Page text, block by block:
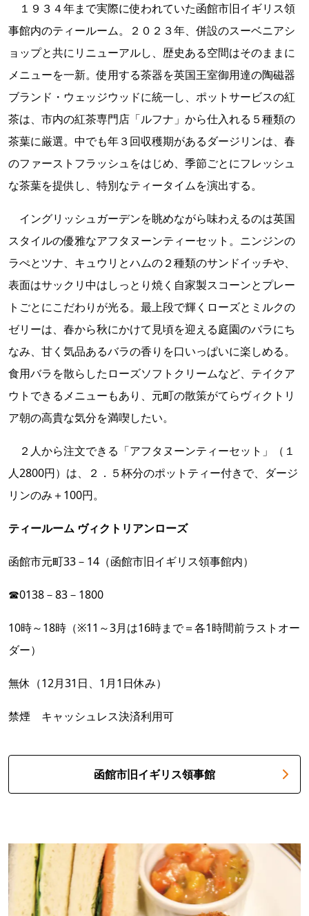
１９３４年まで実際に使われていた函館市旧イギリス領
事館内のティールーム。２０２３年、併設のスーベニアシ
ョップと共にリニューアルし、歴史ある空間はそのままに
メニューを一新。使用する茶器を英国王室御用達の陶磁器
ブランド・ウェッジウッドに統一し、ポットサービスの紅
茶は、市内の紅茶専門店「ルフナ」から仕入れる５種類の
茶葉に厳選。中でも年３回収穫期があるダージリンは、春
のファーストフラッシュをはじめ、季節ごとにフレッシュ
な茶葉を提供し、特別なティータイムを演出する。
イングリッシュガーデンを眺めながら味わえるのは英国
スタイルの優雅なアフタヌーンティーセット。ニンジンの
ラぺとツナ、キュウリとハムの２種類のサンドイッチや、
表面はサックリ中はしっとり焼く自家製スコーンとプレー
トごとにこだわりが光る。最上段で輝くローズとミルクの
ゼリーは、春から秋にかけて見頃を迎える庭園のバラにち
なみ、甘く気品あるバラの香りを口いっぱいに楽しめる。
食用バラを散らしたローズソフトクリームなど、テイクア
ウトできるメニューもあり、元町の散策がてらヴィクトリ
ア朝の高貴な気分を満喫したい。
２人から注文できる「アフタヌーンティーセット」（１
人2800円）は、２．５杯分のポットティー付きで、ダージ
リンのみ＋100円。
ティールーム ヴィクトリアンローズ
函館市元町33－14（函館市旧イギリス領事館内）
☎0138－83－1800
10時～18時（※11～3月は16時まで＝各1時間前ラストオー
ダー）
無休（12月31日、1月1日休み）
禁煙 キャッシュレス決済利用可
函館市旧イギリス領事館